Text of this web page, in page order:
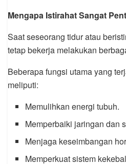
Mengapa Istirahat Sangat
Saat seseorang tidur atau
tetap bekerja melakukan
Beberapa fungsi utama yang
meliputi:
Memulihkan energi tubuh.
Memperbaiki jaringan dan
Menjaga keseimbangan
Memperkuat sistem